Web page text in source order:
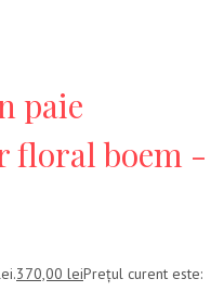
paie
floral boem -
370,00 leiPrețul curent este: